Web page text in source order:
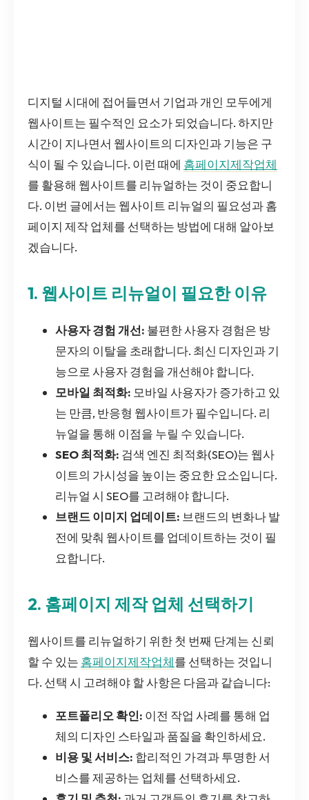
디지털 시대에 접어들면서 기업과 개인 모두에게
웹사이트는 필수적인 요소가 되었습니다. 하지만
시간이 지나면서 웹사이트의 디자인과 기능은 구
식이 될 수 있습니다. 이런 때에 홈페이지제작업체
를 활용해 웹사이트를 리뉴얼하는 것이 중요합니
다. 이번 글에서는 웹사이트 리뉴얼의 필요성과 홈
페이지 제작 업체를 선택하는 방법에 대해 알아보
겠습니다.
1. 웹사이트 리뉴얼이 필요한 이유
사용자 경험 개선: 불편한 사용자 경험은 방
문자의 이탈을 초래합니다. 최신 디자인과 기
능으로 사용자 경험을 개선해야 합니다.
모바일 최적화: 모바일 사용자가 증가하고 있
는 만큼, 반응형 웹사이트가 필수입니다. 리
뉴얼을 통해 이점을 누릴 수 있습니다.
SEO 최적화: 검색 엔진 최적화(SEO)는 웹사
이트의 가시성을 높이는 중요한 요소입니다.
리뉴얼 시 SEO를 고려해야 합니다.
브랜드 이미지 업데이트: 브랜드의 변화나 발
전에 맞춰 웹사이트를 업데이트하는 것이 필
요합니다.
2. 홈페이지 제작 업체 선택하기
웹사이트를 리뉴얼하기 위한 첫 번째 단계는 신뢰
할 수 있는 홈페이지제작업체를 선택하는 것입니
다. 선택 시 고려해야 할 사항은 다음과 같습니다:
포트폴리오 확인: 이전 작업 사례를 통해 업
체의 디자인 스타일과 품질을 확인하세요.
비용 및 서비스: 합리적인 가격과 투명한 서
비스를 제공하는 업체를 선택하세요.